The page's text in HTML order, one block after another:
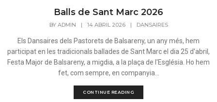
Balls de Sant Marc 2026
BY ADMIN | 14 ABRIL 2026 | DANSAIRES
Els Dansaires dels Pastorets de Balsareny, un any més, hem
participat en les tradicionals ballades de Sant Marc el dia 25 d'abril,
Festa Major de Balsareny, a migdia, a la plaça de l'Església. Ho hem
fet, com sempre, en companyia...
CONTINUE READING